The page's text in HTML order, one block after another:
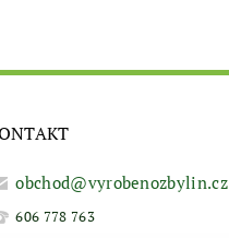
obchod@vyrobenozbylin.cz
606 778 763